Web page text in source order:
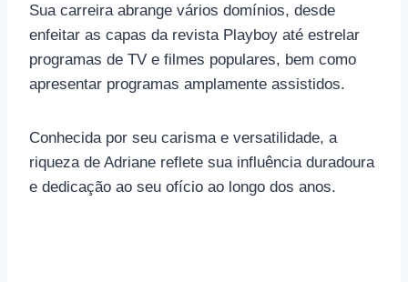
Sua carreira abrange vários domínios, desde
enfeitar as capas da revista Playboy até estrelar
programas de TV e filmes populares, bem como
apresentar programas amplamente assistidos.
Conhecida por seu carisma e versatilidade, a
riqueza de Adriane reflete sua influência duradoura
e dedicação ao seu ofício ao longo dos anos.